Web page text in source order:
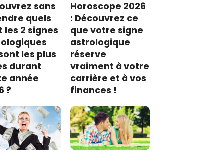
sans
quels
les 2 signes
les plus
durant
année
?
Horoscope 2026
: Découvrez ce
que votre signe
astrologique
réserve
vraiment à votre
carrière et à vos
finances !